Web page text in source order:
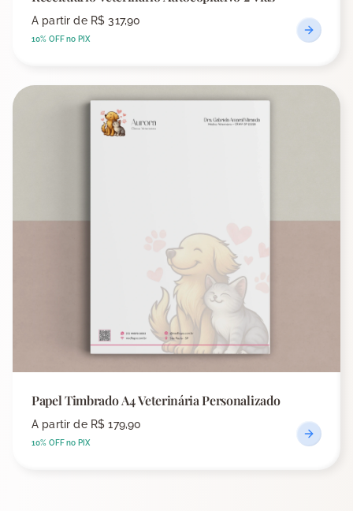
A partir de R$ 317,90
10% OFF no PIX
Papel Timbrado A4 Veterinária Personalizado
A partir de R$ 179,90
10% OFF no PIX